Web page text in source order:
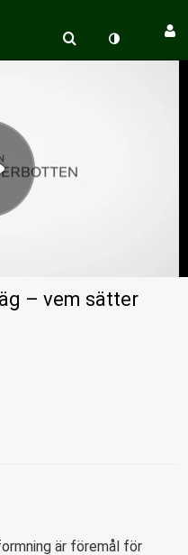
– vem sätter
är föremål för